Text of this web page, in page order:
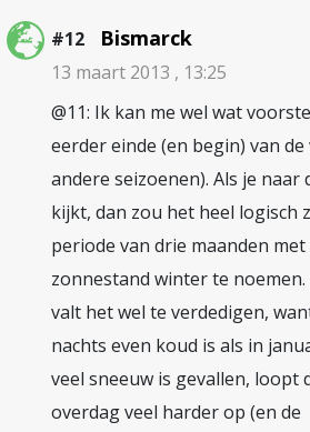
#12 Bismarck
13 maart 2013 , 13:25
@11: Ik kan me wel wat
eerder einde (en begin) van
andere seizoenen). Als je naar
kijkt, dan zou het heel logisch
periode van drie maanden met
zonnestand winter te
valt het wel te verdedigen,
nachts even koud is als in
veel sneeuw is gevallen, loopt
overdag veel harder op (en de